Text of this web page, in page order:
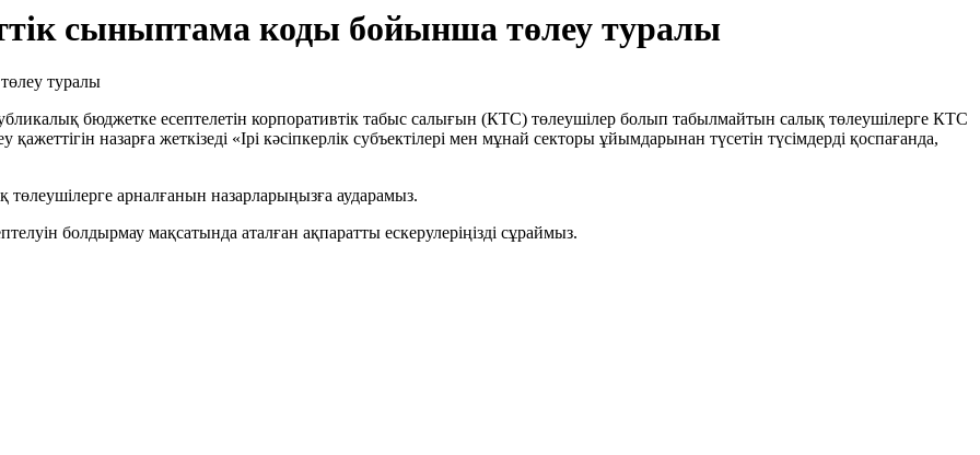
сыныптама коды бойынша төлеу туралы
бюджетке есептелетін корпоративтік табыс салығын (КТС) төлеушілер болып табылмайтын салық төлеушілерге КТС
назарға жеткізеді «Ірі кәсіпкерлік субъектілері мен мұнай секторы ұйымдарынан түсетін түсімдерді қоспағанда,
арналғанын назарларыңызға аударамыз.
болдырмау мақсатында аталған ақпаратты ескерулеріңізді сұраймыз.